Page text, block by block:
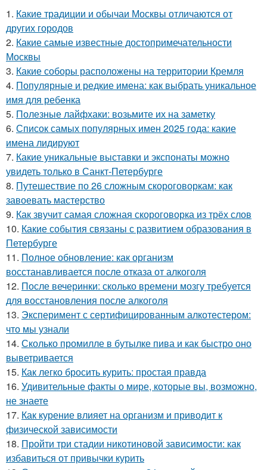
1. Какие традиции и обычаи Москвы отличаются от
других городов
2. Какие самые известные достопримечательности
Москвы
3. Какие соборы расположены на территории Кремля
4. Популярные и редкие имена: как выбрать уникальное
имя для ребенка
5. Полезные лайфхаки: возьмите их на заметку
6. Список самых популярных имен 2025 года: какие
имена лидируют
7. Какие уникальные выставки и экспонаты можно
увидеть только в Санкт-Петербурге
8. Путешествие по 26 сложным скороговоркам: как
завоевать мастерство
9. Как звучит самая сложная скороговорка из трёх слов
10. Какие события связаны с развитием образования в
Петербурге
11. Полное обновление: как организм
восстанавливается после отказа от алкоголя
12. После вечеринки: сколько времени мозгу требуется
для восстановления после алкоголя
13. Эксперимент с сертифицированным алкотестером:
что мы узнали
14. Сколько промилле в бутылке пива и как быстро оно
выветривается
15. Как легко бросить курить: простая правда
16. Удивительные факты о мире, которые вы, возможно,
не знаете
17. Как курение влияет на организм и приводит к
физической зависимости
18. Пройти три стадии никотиновой зависимости: как
избавиться от привычки курить